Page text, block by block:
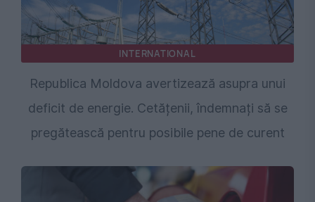
INTERNATIONAL
Republica Moldova avertizează asupra unui
deficit de energie. Cetățenii, îndemnați să se
pregătească pentru posibile pene de curent